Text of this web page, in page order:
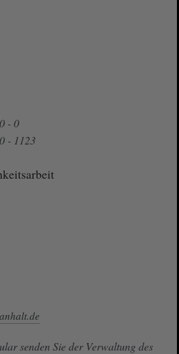
- 0
- 1123
senden Sie der Verwaltung des